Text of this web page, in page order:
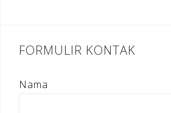
FORMULIR KONTAK
Nama